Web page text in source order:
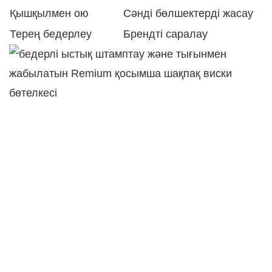
Қышқылмен ою
Сәнді бөлшектерді жасау
Терең бедерлеу
Брендті саралау